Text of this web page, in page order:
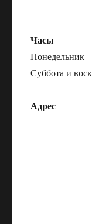
Часы
Суббота и
Адрес